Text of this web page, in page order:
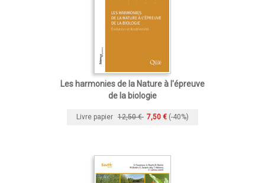
Les harmonies de la Nature à l'épreuve
de la biologie
Livre papier 12,50 € 7,50 € (-40%)